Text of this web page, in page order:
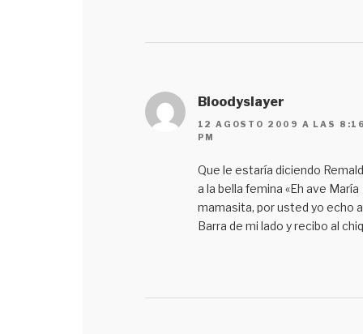
Bloodyslayer
12 AGOSTO 2009 A LAS
PM
Que le estaría diciendo
a la bella femina «Eh ave María
mamasita, por usted yo echo
Barra de mi lado y recibo al